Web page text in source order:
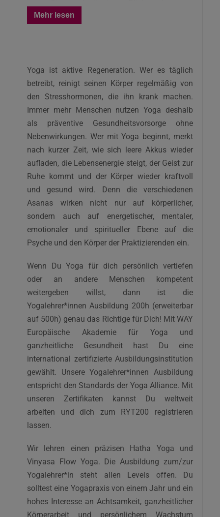
Burnout Syndrom, Depressionen, Herz-Kreislauf
Grund zu starken Stresses krank geworden. Der
Mensch wurde mit der Flut der täglich im Körper
erzeugten Stresshormone nicht mehr fertig, weil
er sich nicht die Zeit für eine aktive
Regeneration genommen hat. Yoga hat vielen
Menschen schon geholfen wieder in eine
natürliche Balance zu finden und das
homöostatische Gleichgewicht des Körpers zu
erhalten. Immer öfter dienen Yogalehrer*innen
Ausbildungen deshalb in erster Linie dem
eigenen Gesundheitsprozess.
Wenn auch Du die transformierende Wirkung
des Yoga auf Körper, Geist und Seele selbst
andere weitergeben möchtest, dann ist unsere
Yogalehrer*innen Ausbildung in Basel genau
das Richtige für Dich. Angeleitet von einem sehr
erfahrenen Dozent*innen Team kannst Du dich
in loftartigen Studioräumen, frei von
Leistungsdruck in die Yogapraxis vertiefen. Von
unseren hochqualifizierten Dozent*innen wirst
Du mit viel Herz und Kompetenz in die
ganzheitliche Lehre des Yoga eingeführt.
Yoga ist aktive Regeneration. Wer es täglich
betreibt, reinigt seinen Körper regelmäßig von
den Stresshormonen, die ihn krank machen.
als präventive Gesundheitsvorsorge ohne
Nebenwirkungen. Wer mit Yoga beginnt, merkt
nach kurzer Zeit, wie sich leere Akkus wieder
aufladen, die Lebensenergie steigt, der Geist zur
Ruhe kommt und der Körper wieder kraftvoll
und gesund wird. Denn die verschiedenen
Mehr lesen
Yoga ist aktive Regeneration. Wer es täglich
betreibt, reinigt seinen Körper regelmäßig von
den Stresshormonen, die ihn krank machen.
Immer mehr Menschen nutzen Yoga deshalb
als präventive Gesundheitsvorsorge ohne
Nebenwirkungen. Wer mit Yoga beginnt, merkt
nach kurzer Zeit, wie sich leere Akkus wieder
aufladen, die Lebensenergie steigt, der Geist zur
Ruhe kommt und der Körper wieder kraftvoll
und gesund wird. Denn die verschiedenen
Asanas wirken nicht nur auf körperlicher,
sondern auch auf energetischer, mentaler,
emotionaler und spiritueller Ebene auf die
Psyche und den Körper der Praktizierenden ein.
Wenn Du Yoga für dich persönlich vertiefen
oder an andere Menschen kompetent
weitergeben willst, dann ist die
Yogalehrer*innen Ausbildung 200h (erweiterbar
auf 500h) genau das Richtige für Dich! Mit WAY
Europäische Akademie für Yoga und
ganzheitliche Gesundheit hast Du eine
international zertifizierte Ausbildungsinstitution
gewählt. Unsere Yogalehrer*innen Ausbildung
entspricht den Standards der Yoga Alliance. Mit
unseren Zertifikaten kannst Du weltweit
arbeiten und dich zum RYT200 registrieren
lassen.
Wir lehren einen präzisen Hatha Yoga und
Vinyasa Flow Yoga. Die Ausbildung zum/zur
Yogalehrer*in steht allen Levels offen. Du
solltest eine Yogapraxis von einem Jahr und ein
hohes Interesse an Achtsamkeit, ganzheitlicher
Körperarbeit und persönlichem Wachstum